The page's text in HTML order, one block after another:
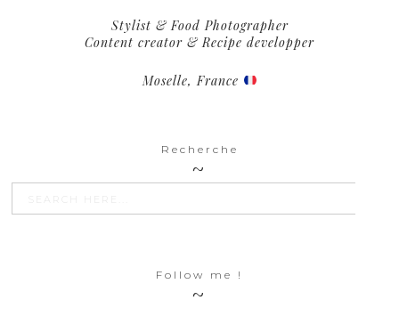
Stylist & Food Photographer
Content creator & Recipe developper
Moselle, France
Recherche
Search SEARCH
Follow me !